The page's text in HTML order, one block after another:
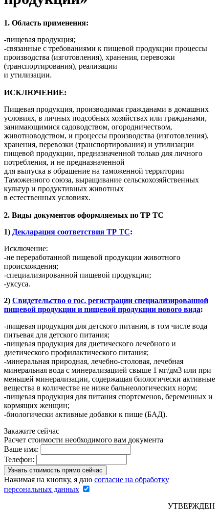
1. Область применения:
-пищевая продукция;
-связанные с требованиями к пищевой продукции процессы
производства (изготовления), хранения, перевозки
(транспортирования), реализации
и утилизации.
ИСКЛЮЧЕНИЕ:
Пищевая продукция, производимая гражданами в домашних
условиях, в личных подсобных хозяйствах или гражданами,
занимающимися садоводством, огородничеством,
животноводством, и процессы производства (изготовления),
хранения, перевозки (транспортирования) и утилизации
пищевой продукции, предназначенной только для личного
потребления, и не предназначенной
для выпуска в обращение на таможенной территории
Таможенного союза, выращивание сельскохозяйственных
культур и продуктивных животных
в естественных условиях.
2. Виды документов оформляемых по ТР ТС
1) Декларация соответствия ТР ТС:
Исключение:
-не переработанной пищевой продукции животного
происхождения;
-специализированной пищевой продукции;
-уксуса.
2) Свидетельство о гос. регистрации специализированной
пищевой продукции и пищевой продукции нового вида:
-пищевая продукция для детского питания, в том числе вода
питьевая для детского питания;
-пищевая продукция для диетического лечебного и
диетического профилактического питания;
-минеральная природная, лечебно-столовая, лечебная
минеральная вода с минерализацией свыше 1 мг/дм3 или при
меньшей минерализации, содержащая биологически активные
вещества в количестве не ниже бальнеологических норм;
-пищевая продукция для питания спортсменов, беременных и
кормящих женщин;
-биологически активные добавки к пище (БАД).
Закажите сейчас
Расчет стоимости необходимого вам документа
Ваше имя:
Телефон:
Нажимая на кнопку, я даю согласие на обработку
персональных данных
УТВЕРЖДЕН